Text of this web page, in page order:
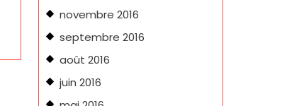
novembre 2016
septembre 2016
août 2016
juin 2016